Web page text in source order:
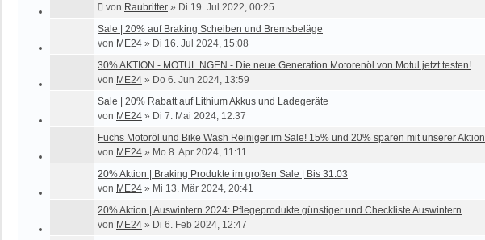
von Raubritter » Di 19. Jul 2022, 00:25
Sale | 20% auf Braking Scheiben und Bremsbeläge
von ME24 » Di 16. Jul 2024, 15:08
30% AKTION - MOTUL NGEN - Die neue Generation Motorenöl von Motul jetzt testen!
von ME24 » Do 6. Jun 2024, 13:59
Sale | 20% Rabatt auf Lithium Akkus und Ladegeräte
von ME24 » Di 7. Mai 2024, 12:37
Fuchs Motoröl und Bike Wash Reiniger im Sale! 15% und 20% sparen mit unserer Aktion
von ME24 » Mo 8. Apr 2024, 11:11
20% Aktion | Braking Produkte im großen Sale | Bis 31.03
von ME24 » Mi 13. Mär 2024, 20:41
20% Aktion | Auswintern 2024: Pflegeprodukte günstiger und Checkliste Auswintern
von ME24 » Di 6. Feb 2024, 12:47